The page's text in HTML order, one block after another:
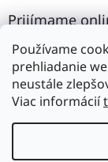
Používame
prehliadanie
neustále
Viac informácií
Prijímame